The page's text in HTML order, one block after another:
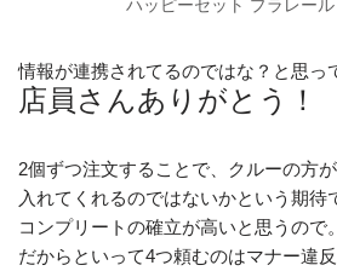
ハッピーセット プラレー
情報が連携されてるのではな？と思っ
店員さんありがとう！
2個ずつ注文することで、クルーの方
入れてくれるのではないかという期待
コンプリートの確立が高いと思うので。
だからといって4つ頼むのはマナー違